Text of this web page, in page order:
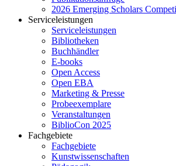
2026 Emerging Scholars
Serviceleistungen
Serviceleistungen
Bibliotheken
Buchhändler
E-books
Open Access
Open EBA
Marketing & Presse
Probeexemplare
Veranstaltungen
BiblioCon 2025
Fachgebiete
Fachgebiete
Kunstwissenschaften